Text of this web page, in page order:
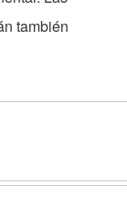
también